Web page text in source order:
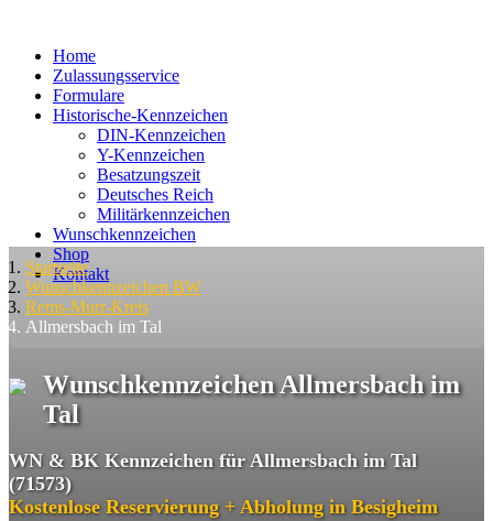
Home
Zulassungsservice
Formulare
Historische-Kennzeichen
DIN-Kennzeichen
Y-Kennzeichen
Besatzungszeit
Deutsches Reich
Militärkennzeichen
Wunschkennzeichen
Shop
Kontakt
Startseite
Wunschkennzeichen BW
Rems-Murr-Kreis
Allmersbach im Tal
Wunschkennzeichen Allmersbach im
Tal
WN & BK Kennzeichen für Allmersbach im Tal
(71573)
Kostenlose Reservierung + Abholung in Besigheim